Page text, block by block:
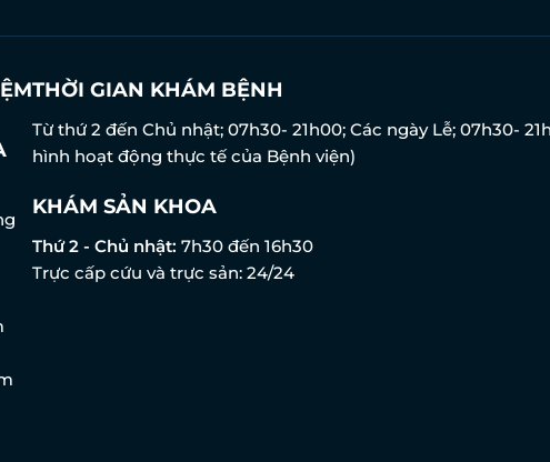
THỜI GIAN KHÁM BỆNH
Từ thứ 2 đến Chủ nhật; 07h30- 21h00; Các ngày Lễ; 07h30-
hình hoạt động thực tế của Bệnh viện)
KHÁM SẢN KHOA
Thứ 2 - Chủ nhật: 7h30 đến 16h30
Trực cấp cứu và trực sản: 24/24